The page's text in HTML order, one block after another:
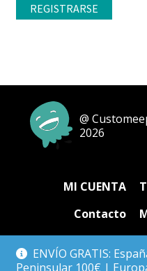
ENVÍO GRATIS:
Peninsular 100€ |
REGISTRARSE
@
2026
MI CUENTA
Contacto
Devoluciones